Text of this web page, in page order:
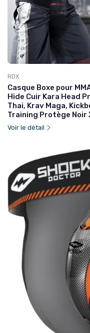
RDX
Casque Boxe pour
Hide Cuir Kara Head
Thai, Krav Maga,
Training Protège Noir
Voir le détail